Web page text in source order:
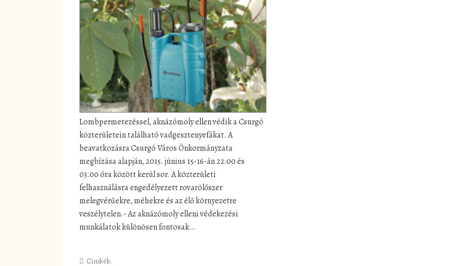
Lombpermetezéssel, aknázómoly ellen védik a Csurgó
közterületein található vadgesztenyefákat. A
beavatkozásra Csurgó Város Önkormányzata
megbízása alapján, 2015. június 15-16-án 22:00 és
03.00 óra között kerül sor. A közterületi
felhasználásra engedélyezett rovarölőszer
melegvérűekre, méhekre és az élő környezetre
veszélytelen.- Az aknázómoly elleni védekezési
munkálatok különösen fontosak…
Címkék: